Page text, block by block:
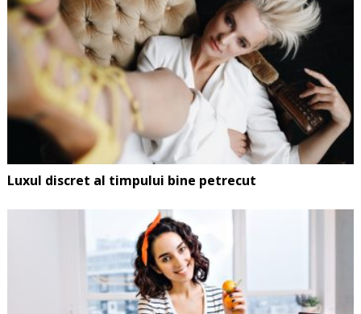
Luxul discret al timpului bine petrecut